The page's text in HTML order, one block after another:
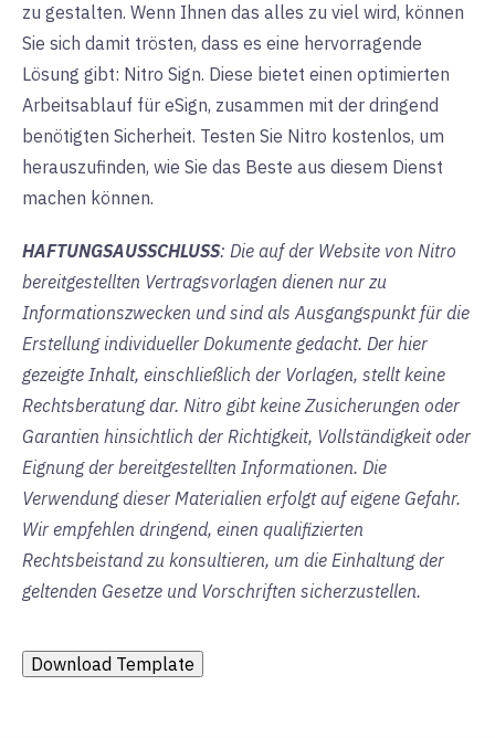
zu gestalten. Wenn Ihnen das alles zu viel wird, können
Sie sich damit trösten, dass es eine hervorragende
Lösung gibt: Nitro Sign. Diese bietet einen optimierten
Arbeitsablauf für eSign, zusammen mit der dringend
benötigten Sicherheit. Testen Sie Nitro kostenlos, um
herauszufinden, wie Sie das Beste aus diesem Dienst
machen können.
HAFTUNGSAUSSCHLUSS: Die auf der Website von Nitro
bereitgestellten Vertragsvorlagen dienen nur zu
Informationszwecken und sind als Ausgangspunkt für die
Erstellung individueller Dokumente gedacht. Der hier
gezeigte Inhalt, einschließlich der Vorlagen, stellt keine
Rechtsberatung dar. Nitro gibt keine Zusicherungen oder
Garantien hinsichtlich der Richtigkeit, Vollständigkeit oder
Eignung der bereitgestellten Informationen. Die
Verwendung dieser Materialien erfolgt auf eigene Gefahr.
Wir empfehlen dringend, einen qualifizierten
Rechtsbeistand zu konsultieren, um die Einhaltung der
geltenden Gesetze und Vorschriften sicherzustellen.
Download Template